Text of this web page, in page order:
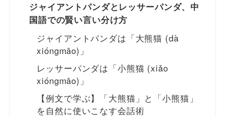
ジャイアントパンダとレッサーパンダ、中
国語での賢い言い分け方
ジャイアントパンダは「大熊猫 (dà
xióngmāo)」
レッサーパンダは「小熊猫 (xiǎo
xióngmāo)」
【例文で学ぶ】「大熊猫」と「小熊猫」
を自然に使いこなす会話術